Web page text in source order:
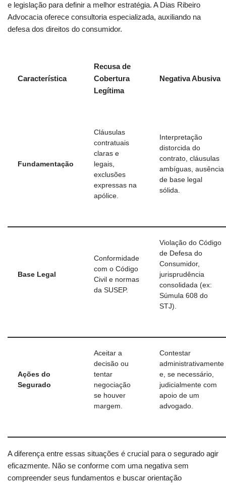
e legislação para definir a melhor estratégia. A Dias Ribeiro
Advocacia oferece consultoria especializada, auxiliando na
defesa dos direitos do consumidor.
Característica
Recusa de
Cobertura
Legítima
Negativa Abusiva
Fundamentação
Cláusulas
contratuais
claras e
legais,
exclusões
expressas na
apólice.
Interpretação
distorcida do
contrato, cláusulas
ambíguas, ausência
de base legal
sólida.
Base Legal
Conformidade
com o Código
Civil e normas
da SUSEP.
Violação do Código
de Defesa do
Consumidor,
jurisprudência
consolidada (ex:
Súmula 608 do
STJ).
Ações do
Segurado
Aceitar a
decisão ou
tentar
negociação
se houver
margem.
Contestar
administrativamente
e, se necessário,
judicialmente com
apoio de um
advogado.
A diferença entre essas situações é crucial para o segurado agir
eficazmente. Não se conforme com uma negativa sem
compreender seus fundamentos e buscar orientação